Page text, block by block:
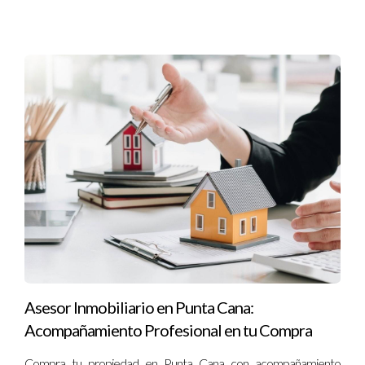
Además del precio de compra, considera gastos como
impuestos, tarifas notariales y costos de mantenimiento.
¿Puedo comprar propiedades si soy extranjero?
Sí, los extranjeros pueden comprar propiedades en República
Dominicana, pero deben seguir ciertos procedimientos
legales.
¿Cómo puedo asegurarme de que mi inversión
sea segura?
Realiza investigaciones exhaustivas y trabaja con
cuando se trata de hacer una inversión significativa. Si tienes
Asesor Inmobiliario en Punta Cana:
Acompañamiento Profesional en tu Compra